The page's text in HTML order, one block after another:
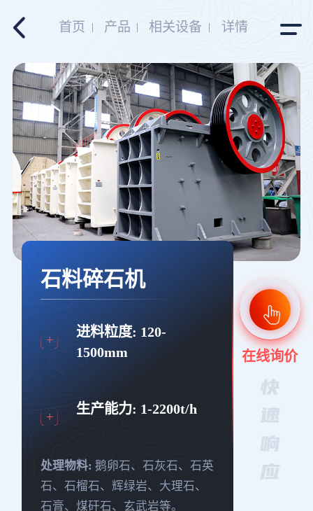
首页 产品 相关设备 详情
石料碎石机
进料粒度: 120-
1500mm
生产能力: 1-2200t/h
处理物料: 鹅卵石、石灰石、石英
石、石榴石、辉绿岩、大理石、
石膏、煤矸石、玄武岩等。
在线询价